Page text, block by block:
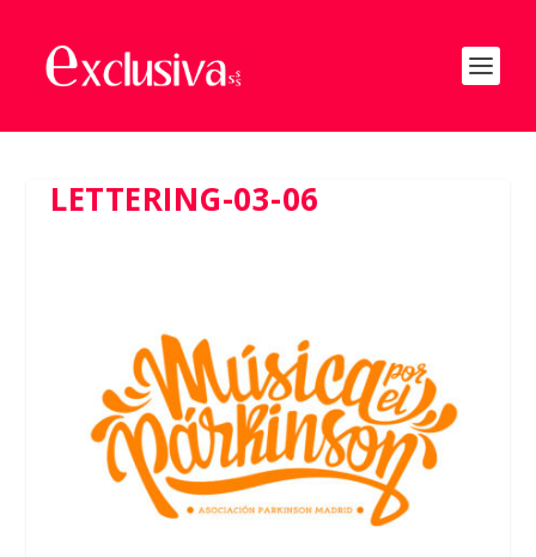
LETTERING-03-06